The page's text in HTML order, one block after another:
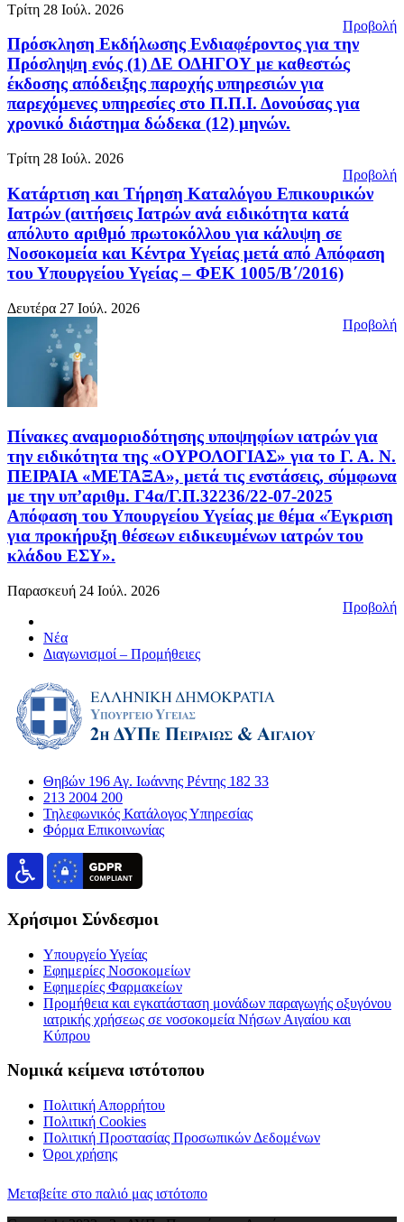
Τρίτη 28 Ιούλ. 2026
Προβολή
Πρόσκληση Εκδήλωσης Ενδιαφέροντος για την
Πρόσληψη ενός (1) ΔΕ ΟΔΗΓΟΥ με καθεστώς
έκδοσης απόδειξης παροχής υπηρεσιών για
παρεχόμενες υπηρεσίες στο Π.Π.Ι. Δονούσας για
χρονικό διάστημα δώδεκα (12) μηνών.
Τρίτη 28 Ιούλ. 2026
Προβολή
Κατάρτιση και Τήρηση Καταλόγου Επικουρικών
Ιατρών (αιτήσεις Ιατρών ανά ειδικότητα κατά
απόλυτο αριθμό πρωτοκόλλου για κάλυψη σε
Νοσοκομεία και Κέντρα Υγείας μετά από Απόφαση
του Υπουργείου Υγείας – ΦΕΚ 1005/Β΄/2016)
Δευτέρα 27 Ιούλ. 2026
Προβολή
Πίνακες αναμοριοδότησης υποψηφίων ιατρών για
την ειδικότητα της «ΟΥΡΟΛΟΓΙΑΣ» για το Γ. Α. Ν.
ΠΕΙΡΑΙΑ «ΜΕΤΑΞΑ», μετά τις ενστάσεις, σύμφωνα
με την υπ’αριθμ. Γ4α/Γ.Π.32236/22-07-2025
Απόφαση του Υπουργείου Υγείας με θέμα «Έγκριση
για προκήρυξη θέσεων ειδικευμένων ιατρών του
κλάδου ΕΣΥ».
Παρασκευή 24 Ιούλ. 2026
Προβολή
Νέα
Διαγωνισμοί – Προμήθειες
Θηβών 196 Αγ. Ιωάννης Ρέντης 182 33
213 2004 200
Τηλεφωνικός Κατάλογος Υπηρεσίας
Φόρμα Επικοινωνίας
Χρήσιμοι Σύνδεσμοι
Υπουργείο Υγείας
Εφημερίες Νοσοκομείων
Εφημερίες Φαρμακείων
Προμήθεια και εγκατάσταση μονάδων παραγωγής οξυγόνου
ιατρικής χρήσεως σε νοσοκομεία Νήσων Αιγαίου και
Κύπρου
Νομικά κείμενα ιστότοπου
Πολιτική Απορρήτου
Πολιτική Cookies
Πολιτική Προστασίας Προσωπικών Δεδομένων
Όροι χρήσης
Μεταβείτε στο παλιό μας ιστότοπο